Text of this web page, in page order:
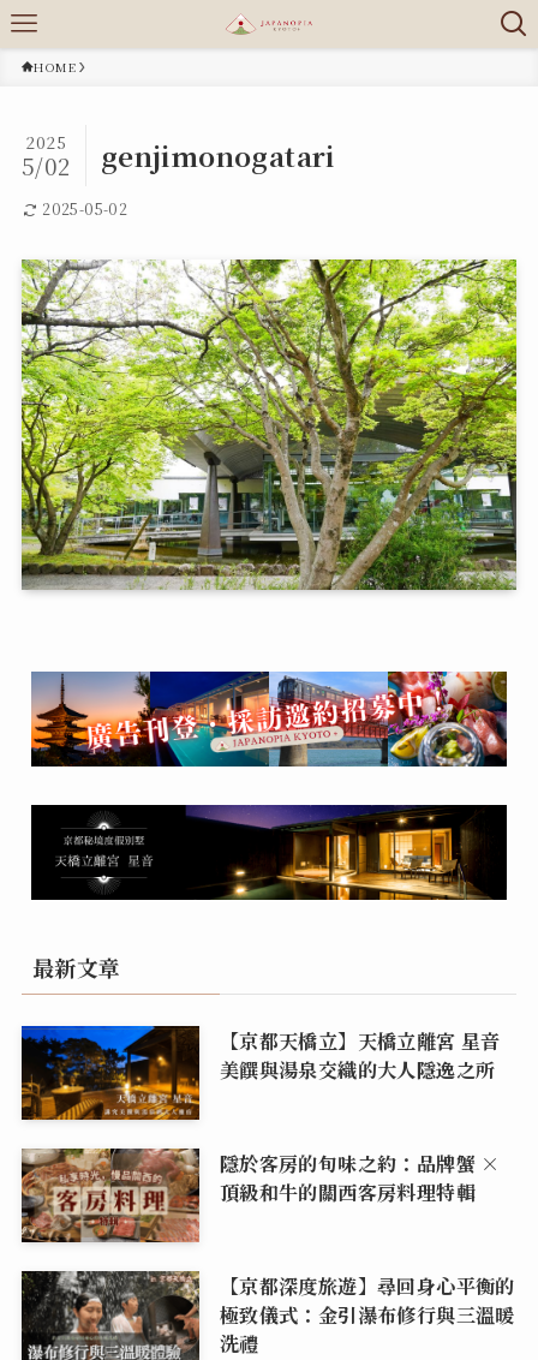
HOME
genjimonogatari
2025
5/02
2025-05-02
最新文章
【京都天橋立】天橋立離宮 星音
美饌與湯泉交織的大人隱逸之所
隱於客房的旬味之約：品牌蟹 ×
頂級和牛的關西客房料理特輯
【京都深度旅遊】尋回身心平衡的
極致儀式：金引瀑布修行與三溫暖
洗禮